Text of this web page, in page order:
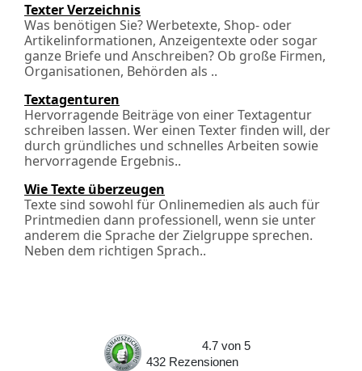
Texter Verzeichnis
Was benötigen Sie? Werbetexte, Shop- oder
Artikelinformationen, Anzeigentexte oder sogar
ganze Briefe und Anschreiben? Ob große Firmen,
Organisationen, Behörden als ..
Textagenturen
Hervorragende Beiträge von einer Textagentur
schreiben lassen. Wer einen Texter finden will, der
durch gründliches und schnelles Arbeiten sowie
hervorragende Ergebnis..
Wie Texte überzeugen
Texte sind sowohl für Onlinemedien als auch für
Printmedien dann professionell, wenn sie unter
anderem die Sprache der Zielgruppe sprechen.
Neben dem richtigen Sprach..
4.7 von 5
432
Rezensionen